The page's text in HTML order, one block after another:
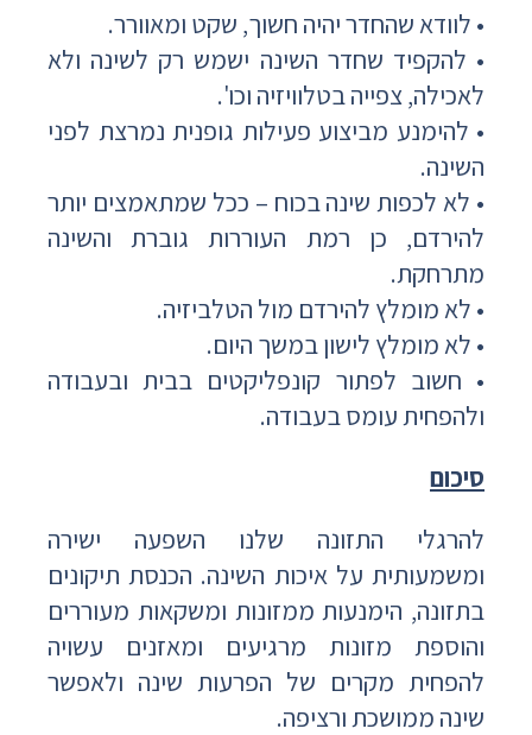
• לוודא שהחדר יהיה חשוך, שקט ומאוורר.
• להקפיד שחדר השינה ישמש רק לשינה ולא
לאכילה, צפייה בטלוויזיה וכו'.
• להימנע מביצוע פעילות גופנית נמרצת לפני
השינה.
• לא לכפות שינה בכוח – ככל שמתאמצים יותר
להירדם, כן רמת העוררות גוברת והשינה
מתרחקת.
• לא מומלץ להירדם מול הטלביזיה.
• לא מומלץ לישון במשך היום.
• חשוב לפתור קונפליקטים בבית ובעבודה
ולהפחית עומס בעבודה.
סיכום
להרגלי התזונה שלנו השפעה ישירה
ומשמעותית על איכות השינה. הכנסת תיקונים
בתזונה, הימנעות ממזונות ומשקאות מעוררים
והוספת מזונות מרגיעים ומאזנים עשויה
להפחית מקרים של הפרעות שינה ולאפשר
שינה ממושכת ורציפה.